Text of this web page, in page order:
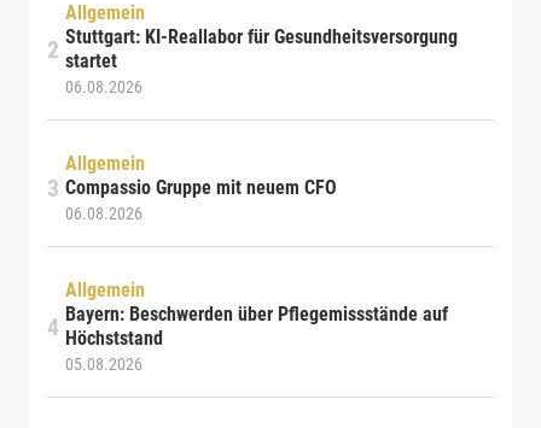
Allgemein
Stuttgart: KI-Reallabor für Gesundheitsversorgung
startet
06.08.2026
Allgemein
Compassio Gruppe mit neuem CFO
06.08.2026
Allgemein
Bayern: Beschwerden über Pflegemissstände auf
Höchststand
05.08.2026